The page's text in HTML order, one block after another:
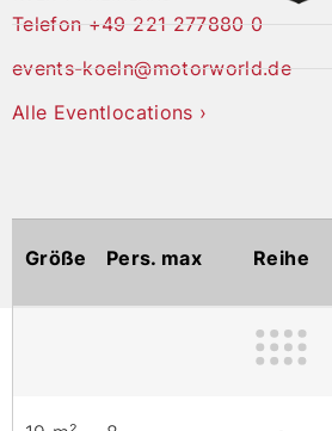
Telefon +49 221 277880 0
events-koeln@motorworld.de
Alle Eventlocations ›
Größe Pers. max Reihe